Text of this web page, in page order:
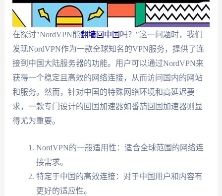
在探讨"NordVPN能翻墙回中国 吗？"这一问题时，我们
发现NordVPN作为一款全球知名的VPN服务，提供了连
接到中国大陆服务器的功能。用户可以通过NordVPN来
获得一个稳定且高效的网络连接，从而访问国内的网站
和服务。然而，针对中国的特殊网络环境和高延迟要
求，一款专门设计的回国加速器如番茄回国加速器则显
得尤为重要。
NordVPN的一般适用性：适合全球范围的网络连
接需求。
特定于中国的高效连接：对于中国用户和内容有
更好的适应性。